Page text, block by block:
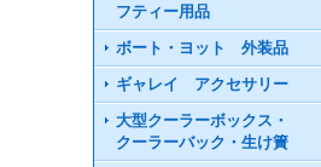
フティー用品
ボート・ヨット 外装品
ギャレイ アクセサリー
大型クーラーボックス・
クーラーバック・生け簀